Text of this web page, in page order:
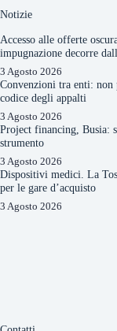
Notizie
Accesso alle offerte
impugnazione decorre
3 Agosto 2026
Convenzioni tra enti: non
codice degli appalti
3 Agosto 2026
Project financing, Busia:
strumento
3 Agosto 2026
Dispositivi medici. La
per le gare d’acquisto
3 Agosto 2026